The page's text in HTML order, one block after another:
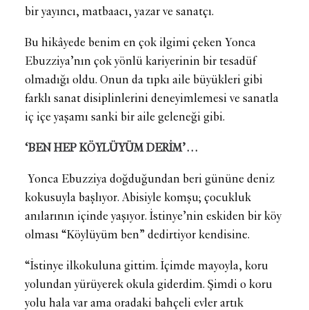
bir yayıncı, matbaacı, yazar ve sanatçı.
Bu hikâyede benim en çok ilgimi çeken Yonca
Ebuzziya’nın çok yönlü kariyerinin bir tesadüf
olmadığı oldu. Onun da tıpkı aile büyükleri gibi
farklı sanat disiplinlerini deneyimlemesi ve sanatla
iç içe yaşamı sanki bir aile geleneği gibi.
‘BEN HEP KÖYLÜYÜM DERİM’…
Yonca Ebuzziya doğduğundan beri gününe deniz
kokusuyla başlıyor. Abisiyle komşu; çocukluk
anılarının içinde yaşıyor. İstinye’nin eskiden bir köy
olması “Köylüyüm ben” dedirtiyor kendisine.
“İstinye ilkokuluna gittim. İçimde mayoyla, koru
yolundan yürüyerek okula giderdim. Şimdi o koru
yolu hala var ama oradaki bahçeli evler artık